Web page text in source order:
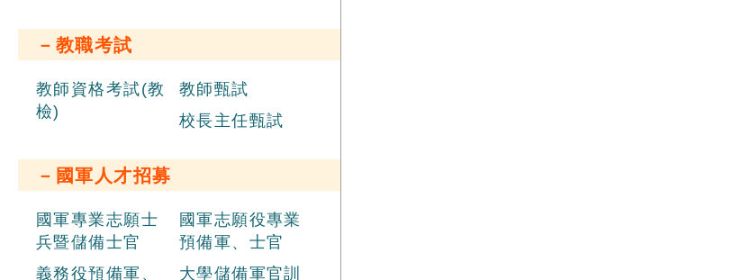
－教職考試
教師資格考試(教
檢)
教師甄試
校長主任甄試
－國軍人才招募
國軍專業志願士
兵暨儲備士官
國軍志願役專業
預備軍、士官
義務役預備軍、
大學儲備軍官訓